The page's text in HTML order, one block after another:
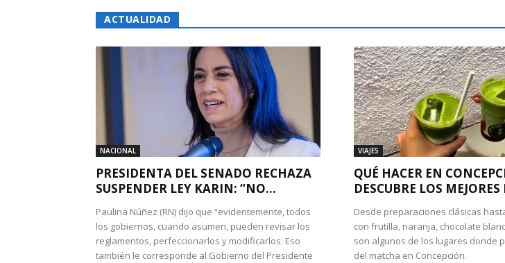
ACTUALIDAD
NACIONAL
PRESIDENTA DEL SENADO RECHAZA
SUSPENDER LEY KARIN: “NO...
Paulina Núñez (RN) dijo que “evidentemente, todos
los gobiernos, cuando asumen, pueden revisar los
reglamentos, perfeccionarlos y modificarlos. Eso
también le corresponde al Gobierno del Presidente
VIAJES
QUÉ HACER EN
DESCUBRE LOS MEJORES
Desde preparaciones clásicas
con frutilla, naranja, chocolate
son algunos de los lugares donde
del matcha en Concepción.